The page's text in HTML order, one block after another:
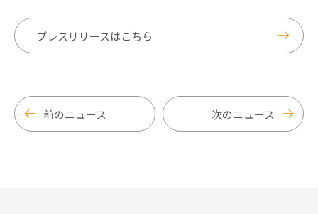
プレスリリースはこちら
前のニュース 次のニュース